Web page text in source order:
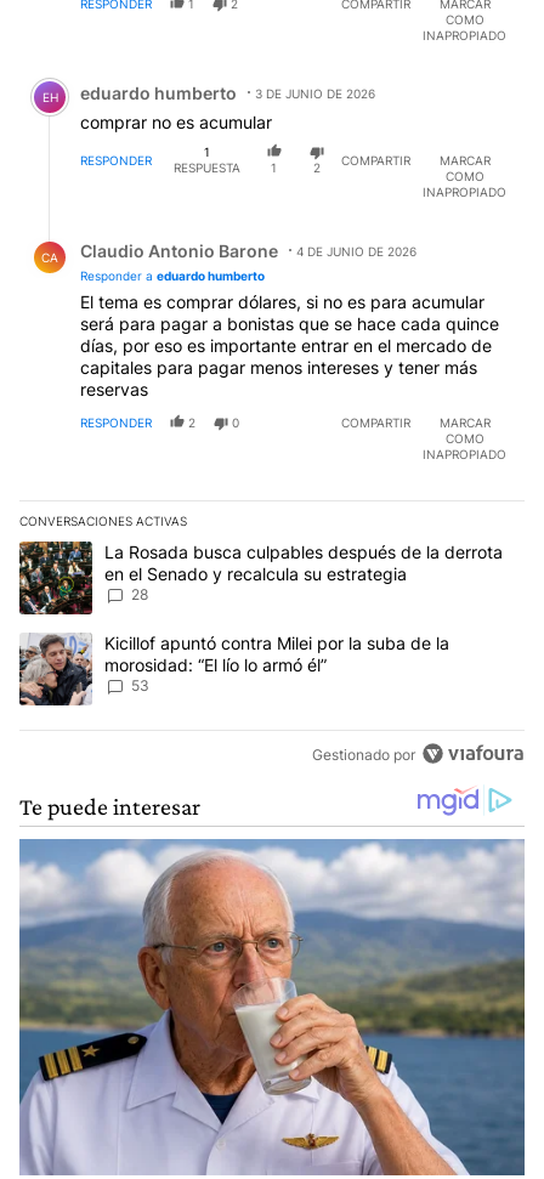
RESPONDER 1 2 COMPARTIR
MARCAR
COMO
INAPROPIADO
Comentario de eduardo humberto.
EH eduardo humberto 3 DE JUNIO DE 2026
comprar no es acumular
RESPONDER
1
RESPUESTA
1 2
COMPARTIR
MARCAR
COMO
INAPROPIADO
CA Claudio Antonio Barone
4 DE JUNIO DE 2026
Responder a eduardo humberto
El tema es comprar dólares, si no es para acumular
será para pagar a bonistas que se hace cada quince
días, por eso es importante entrar en el mercado de
capitales para pagar menos intereses y tener más
reservas
RESPONDER 2 0 COMPARTIR
MARCAR
COMO
INAPROPIADO
CONVERSACIONES ACTIVAS
Este listado muestra los artículos con más comentarios en los
Un artículo de tendencia con el título "La Rosada busca
La Rosada busca culpables después de la derrota
en el Senado y recalcula su estrategia
28
Un artículo de tendencia con el título "Kicillof apuntó contra Milei
Kicillof apuntó contra Milei por la suba de la
morosidad: “El lío lo armó él”
53
Gestionado por